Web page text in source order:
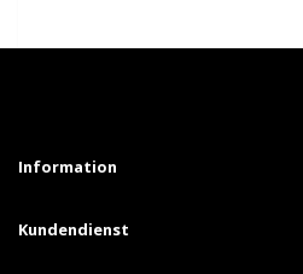
Information
Kundendienst